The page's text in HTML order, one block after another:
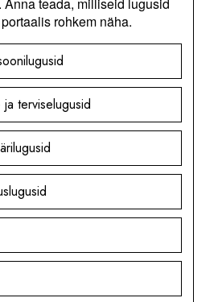
rohkem näha.
terviselugusid